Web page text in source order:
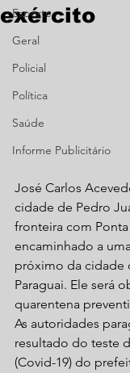
Esporte
Geral
Policial
Política
Saúde
Informe Publicitário
exército
José Carlos
cidade de Pedro
fronteira com
encaminhado a
próximo da cidade
Paraguai. Ele será
quarentena
As autoridades
resultado do teste
(Covid-19) do